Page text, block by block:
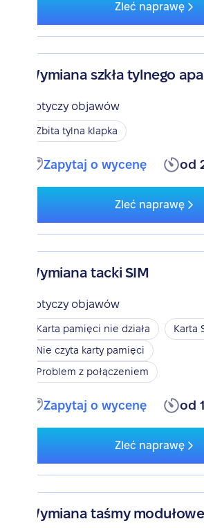
Zleć naprawę
Wymiana szkła tylnego
Dotyczy objawów
Zbita tylna klapka
Zapytaj o wycenę od
Zleć naprawę
Wymiana tacki SIM
Dotyczy objawów
Karta pamięci nie działa
Karta
Nie czyta karty pamięci
Problem z połączeniem
Zapytaj o wycenę od
Zleć naprawę
Wymiana taśmy